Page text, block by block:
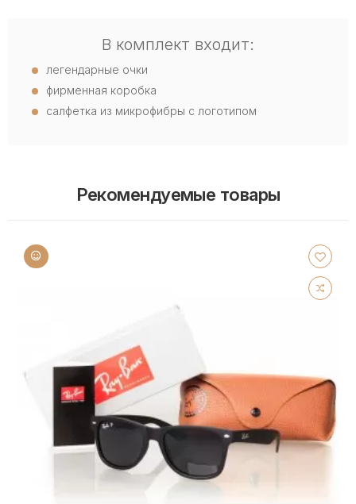
В комплект входит:
легендарные очки
фирменная коробка
салфетка из микрофибры с логотипом
Рекомендуемые товары